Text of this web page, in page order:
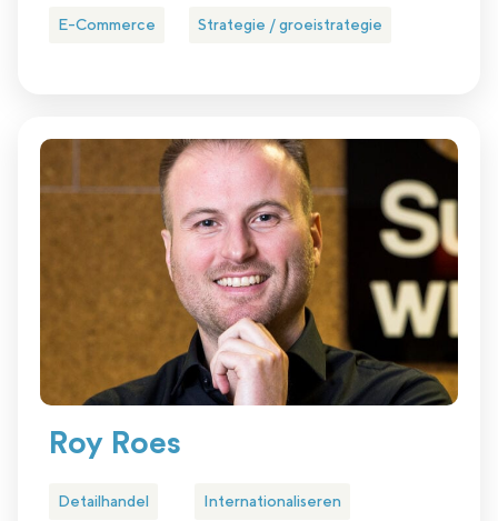
E-Commerce Strategie / groeistrategie
Roy Roes
Detailhandel Internationaliseren